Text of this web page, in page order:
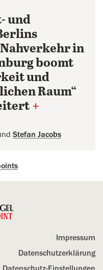
und
Nahverkehr in
boomt
und
Raum“
+
Stefan Jacobs
Impressum
Datenschutz­erklärung